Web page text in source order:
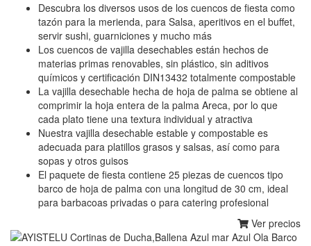
Descubra los diversos usos de los cuencos de fiesta como
tazón para la merienda, para Salsa, aperitivos en el buffet,
servir sushi, guarniciones y mucho más
Los cuencos de vajilla desechables están hechos de
materias primas renovables, sin plástico, sin aditivos
químicos y certificación DIN13432 totalmente compostable
La vajilla desechable hecha de hoja de palma se obtiene al
comprimir la hoja entera de la palma Areca, por lo que
cada plato tiene una textura individual y atractiva
Nuestra vajilla desechable estable y compostable es
adecuada para platillos grasos y salsas, así como para
sopas y otros guisos
El paquete de fiesta contiene 25 piezas de cuencos tipo
barco de hoja de palma con una longitud de 30 cm, ideal
para barbacoas privadas o para catering profesional
Ver precios